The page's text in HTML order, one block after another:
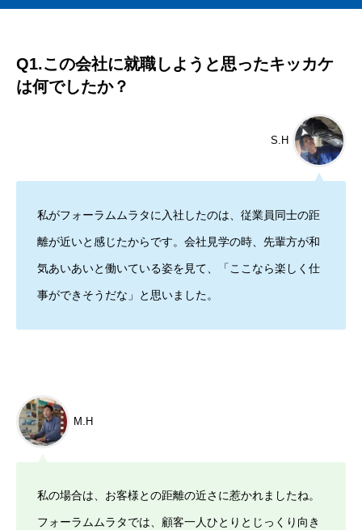
Q1.この会社に就職しようと思ったキッカケ
は何でしたか？
S.H
私がフォーラムムラタに入社したのは、従業員同士の距
離が近いと感じたからです。会社見学の時、先輩方が和
気あいあいと働いている姿を見て、「ここなら楽しく仕
事ができそうだな」と思いました。
M.H
私の場合は、お客様との距離の近さに惹かれましたね。
フォーラムムラタでは、顧客一人ひとりとじっくり向き